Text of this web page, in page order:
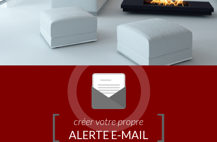
créer votre propre
ALERTE E-MAIL